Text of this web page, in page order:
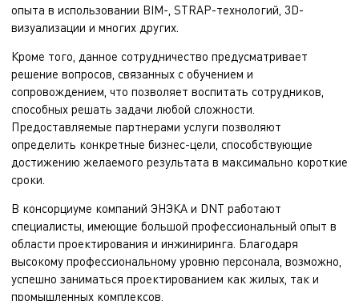
опыта в использовании BIM-, STRAP-технологий, 3D-
визуализации и многих других.
Кроме того, данное сотрудничество предусматривает
решение вопросов, связанных с обучением и
сопровождением, что позволяет воспитать сотрудников,
способных решать задачи любой сложности.
Предоставляемые партнерами услуги позволяют
определить конкретные бизнес-цели, способствующие
достижению желаемого результата в максимально короткие
сроки.
В консорциуме компаний ЭНЭКА и DNT работают
специалисты, имеющие большой профессиональный опыт в
области проектирования и инжиниринга. Благодаря
высокому профессиональному уровню персонала, возможно,
успешно заниматься проектированием как жилых, так и
промышленных комплексов.